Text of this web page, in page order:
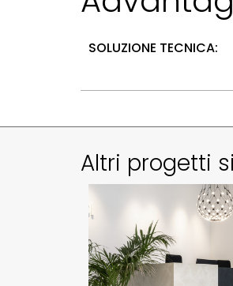
SOLUZIONE TECNICA:
Altri progetti
UFFICI ERREGI